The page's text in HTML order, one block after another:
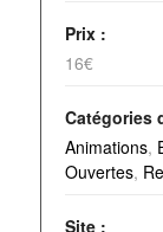
Prix :
16€
Catégories
Animations,
Ouvertes,
Site :